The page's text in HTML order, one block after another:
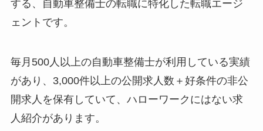
する、自動車整備士の転職に特化した転職エージ
ェントです。
毎月500人以上の自動車整備士が利用している実績
があり、3,000件以上の公開求人数＋好条件の非公
開求人を保有していて、ハローワークにはない求
人紹介があります。